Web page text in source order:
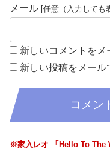
メール
新しいコメントをメ
新しい投稿をメール
※家入レオ 「Hello To The